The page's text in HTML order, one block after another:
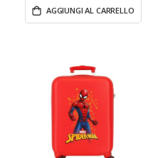
AGGIUNGI AL CARRELLO